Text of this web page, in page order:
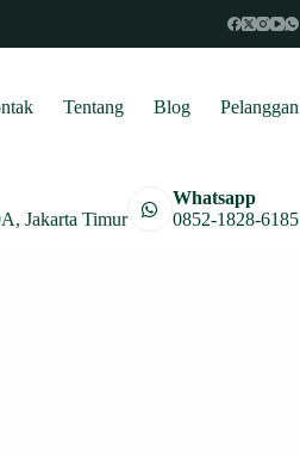
Tentang Blog Pelanggan
Jakarta Timur
Whatsapp
0852-1828-6185